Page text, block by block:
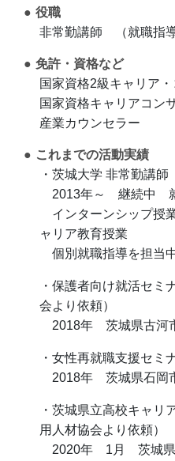
役職
非常勤講師 （就職指導
免許・資格など
国家資格2級キャリア
国家資格キャリアコン
産業カウンセラー
これまでの活動実績
・茨城大学 非常勤講師
2013年～ 継続中
インターンシップ授
ャリア教育授業
個別就職指導を担当
・保護者向け就活セミ
会より依頼）
2018年 茨城県古河
・女性再就職支援セミ
2018年 茨城県石岡
・茨城県立高校キャリ
用人材協会より依頼）
2020年 1月 茨城県